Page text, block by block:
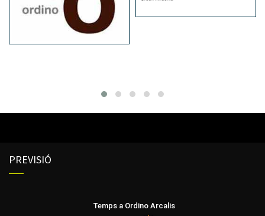
PREVISIÓ